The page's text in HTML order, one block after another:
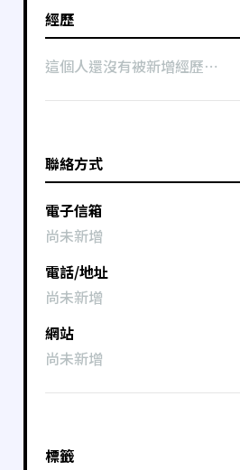
經歷
這個人還沒有被新增經歷⋯
聯絡方式
電子信箱
尚未新增
電話/地址
尚未新增
網站
尚未新增
標籤